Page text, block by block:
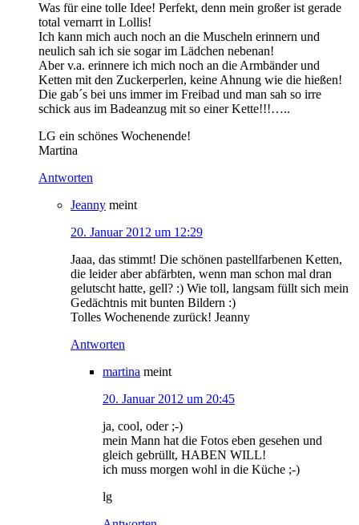
Was für eine tolle Idee! Perfekt, denn mein großer ist gerade
total vernarrt in Lollis!
Ich kann mich auch noch an die Muscheln erinnern und
neulich sah ich sie sogar im Lädchen nebenan!
Aber v.a. erinnere ich mich noch an die Armbänder und
Ketten mit den Zuckerperlen, keine Ahnung wie die hießen!
Die gab´s bei uns immer im Freibad und man sah so irre
schick aus im Badeanzug mit so einer Kette!!!…..
LG ein schönes Wochenende!
Martina
Antworten
Jeanny meint
20. Januar 2012 um 12:29
Jaaa, das stimmt! Die schönen pastellfarbenen Ketten,
die leider aber abfärbten, wenn man schon mal dran
gelutscht hatte, gell? :) Wie toll, langsam füllt sich mein
Gedächtnis mit bunten Bildern :)
Tolles Wochenende zurück! Jeanny
Antworten
martina meint
20. Januar 2012 um 20:45
ja, cool, oder ;-)
mein Mann hat die Fotos eben gesehen und
gleich gebrüllt, HABEN WILL!
ich muss morgen wohl in die Küche ;-)
lg